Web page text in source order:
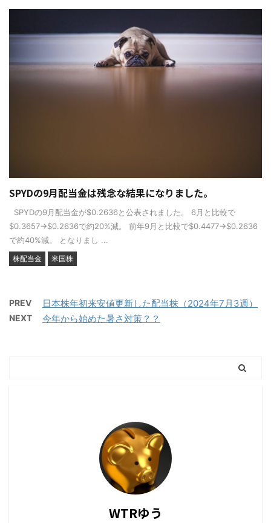
SPYDの9月配当金は残念な結果になりました。
SPYDの9月配当金が$0.2636と公表されました。 6月と比較で
$0.3657→$0.2636で約20%減。 前年9月と比較で$0.4477→$0.2636
で約40%減。 となりまし ...
株配当金 米国株
PREV 日本株年初来安値更新した配当株（2024年7月3週）
NEXT 今年から始めた暑さ対策？？
WTRゆう